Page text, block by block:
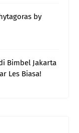
by
Bimbel Jakarta
Les Biasa!